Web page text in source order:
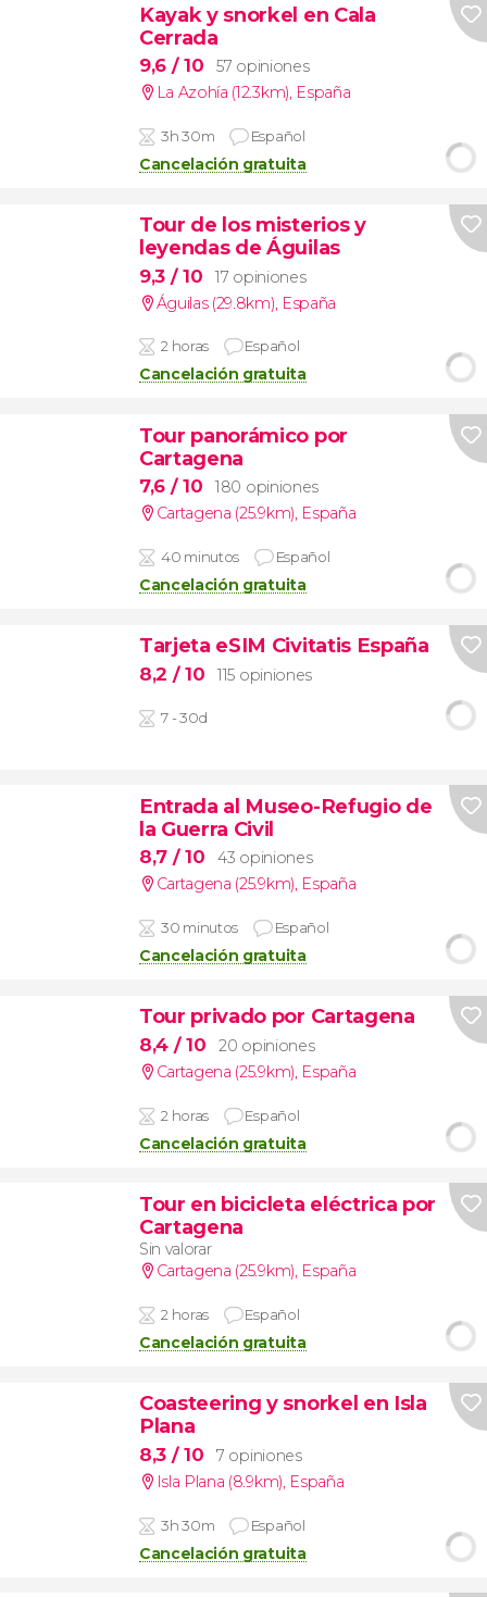
Kayak y snorkel en Cala
Cerrada
9,6 / 10
57 opiniones
La Azohía (12.3km), España
3h 30m Español
Cancelación gratuita
Tour de los misterios y
leyendas de Águilas
9,3 / 10
17 opiniones
Águilas (29.8km) España
2 horas Español
Cancelación gratuita
Tour panorámico por
Cartagena
7,6 / 10
180 opiniones
Cartagena (25.9km), España
40 minutos Español
Cancelación gratuita
Tarjeta eSIM Civitatis España
8,2 / 10 115 opiniones
7 - 30d
Entrada al Museo-Refugio de
la Guerra Civil
8,7 / 10
43 opiniones
Cartagena (25.9km), España
30 minutos Español
Cancelación gratuita
Tour privado por Cartagena
8,4 / 10
20 opiniones
Cartagena (25.9km), España
2 horas Español
Cancelación gratuita
Tour en bicicleta eléctrica por
Cartagena
Sin valorar
Cartagena (25.9km), España
2 horas Español
Cancelación gratuita
Coasteering y snorkel en Isla
Plana
8,3 / 10
7 opiniones
Isla Plana (8.9km), España
3h 30m Español
Cancelación gratuita